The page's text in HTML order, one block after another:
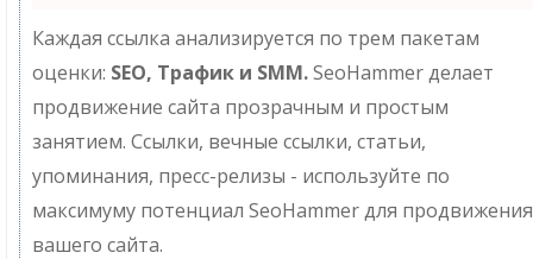
Каждая ссылка анализируется по трем пакетам
оценки: SEO, Трафик и SMM.SeoHammer делает
продвижение сайта прозрачным и простым
занятием. Ссылки, вечные ссылки, статьи,
упоминания, пресс-релизы - используйте по
максимуму потенциал SeoHammer для продвижения
вашего сайта.